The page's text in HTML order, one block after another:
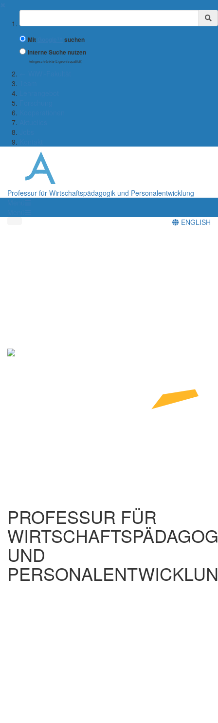
Suchbegriff
Mit
suchen
Interne Suche nutzen
(eingeschränkte Ergebnisqualität)
Professur für Wirtschaftspädagogik und Personalentwicklung
ENGLISH
PROFESSUR FÜR
UND